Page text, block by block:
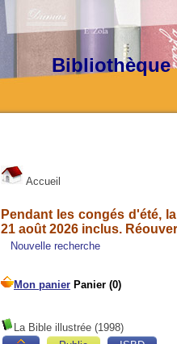
Accueil
Pendant les congés d'été,
21 août 2026 inclus.
Nouvelle recherche
La Bible illustrée (1998)
Bibliothèque